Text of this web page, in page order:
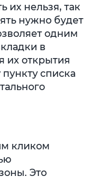
их нельзя, так
нужно будет
одним
в
их открытия
списка
кликом
Это